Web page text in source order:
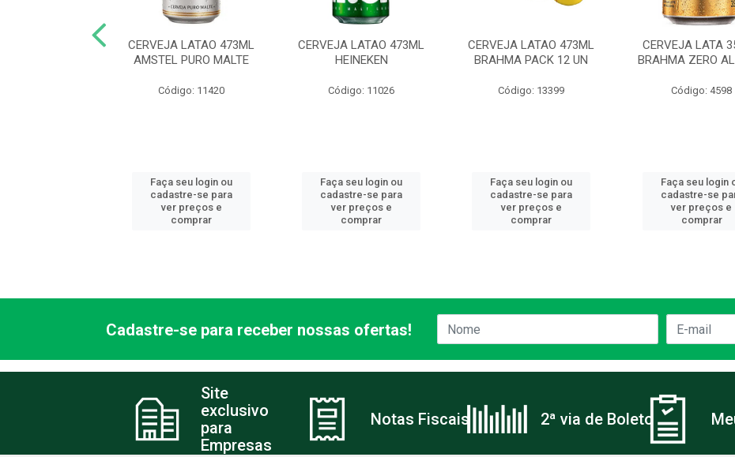
CERVEJA LATAO 473ML
AMSTEL PURO MALTE
Código: 11420
Faça seu login ou
cadastre-se para
ver preços e
comprar
CERVEJA LATAO 473ML
HEINEKEN
Código: 11026
Faça seu login ou
cadastre-se para
ver preços e
comprar
CERVEJA LATAO 473ML
BRAHMA PACK 12 UN
Código: 13399
Faça seu login ou
cadastre-se para
ver preços e
comprar
CERVEJA LATA
BRAHMA ZERO
Código: 4598
Faça seu login
cadastre-se
ver preços e
comprar
Cadastre-se para receber nossas ofertas!
Site
exclusivo
para
Empresas
Notas Fiscais 2ª via de Boleto